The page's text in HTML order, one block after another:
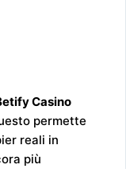
Casino
permette
reali in
più